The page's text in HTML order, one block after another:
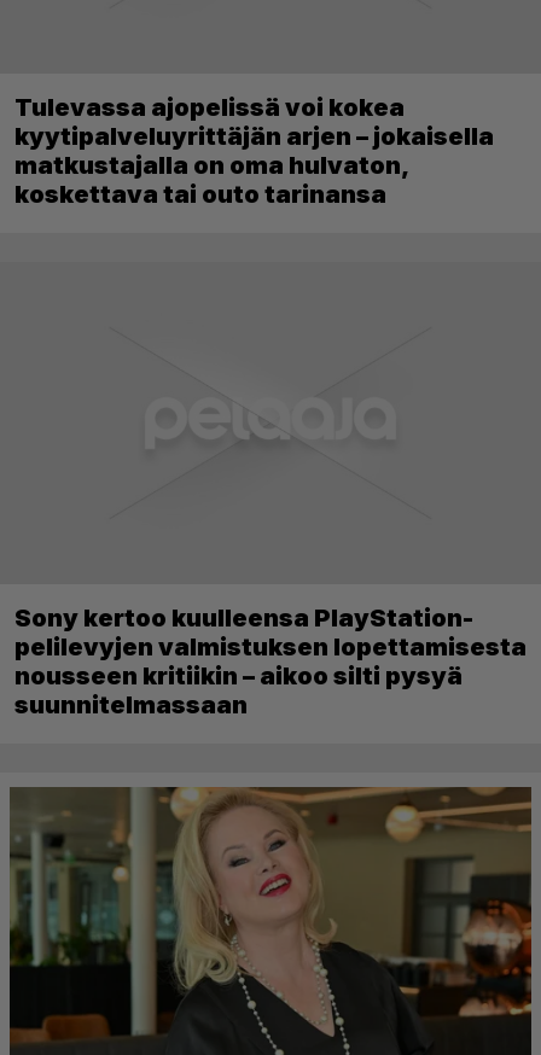
Tulevassa ajopelissä voi kokea
kyytipalveluyrittäjän arjen – jokaisella
matkustajalla on oma hulvaton,
koskettava tai outo tarinansa
Sony kertoo kuulleensa PlayStation-
pelilevyjen valmistuksen lopettamisesta
nousseen kritiikin – aikoo silti pysyä
suunnitelmassaan